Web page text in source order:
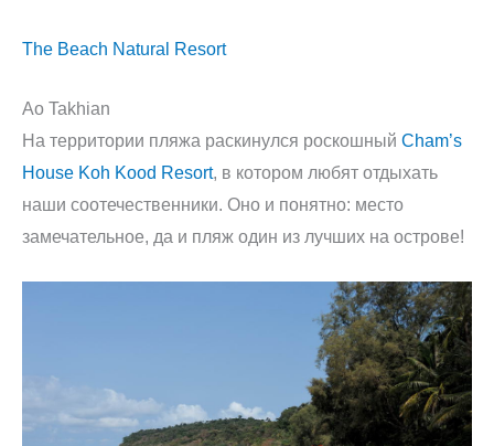
The Beach Natural Resort
Ao Takhian
На территории пляжа раскинулся роскошный Cham’s
House Koh Kood Resort, в котором любят отдыхать
наши соотечественники. Оно и понятно: место
замечательное, да и пляж один из лучших на острове!